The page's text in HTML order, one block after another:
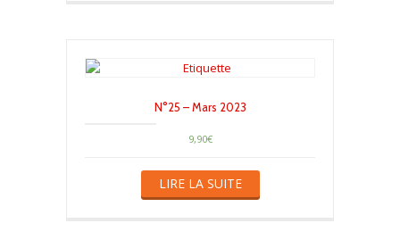
N°25 – Mars 2023
9,90€
LIRE LA SUITE